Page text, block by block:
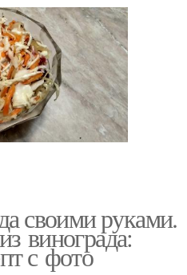
своими руками.
винограда:
с фото